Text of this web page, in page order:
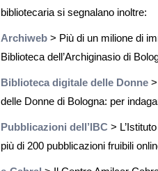
bibliotecaria si segnalano inoltre:
Archiweb > Più di un milione di
Biblioteca dell’Archiginasio di
Biblioteca digitale delle Donne
delle Donne di Bologna: per
Pubblicazioni dell’IBC >
più di 200 pubblicazioni fruibili